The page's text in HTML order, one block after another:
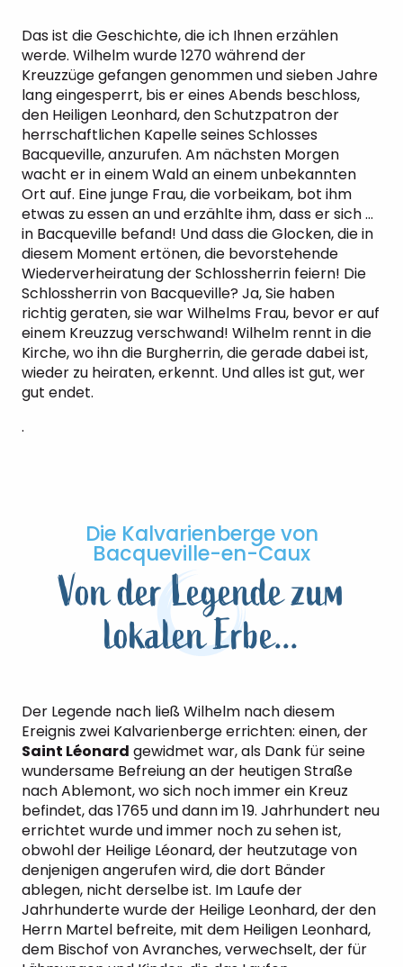
Das ist die Geschichte, die ich Ihnen erzählen
werde. Wilhelm wurde 1270 während der
Kreuzzüge gefangen genommen und sieben Jahre
lang eingesperrt, bis er eines Abends beschloss,
den Heiligen Leonhard, den Schutzpatron der
herrschaftlichen Kapelle seines Schlosses
Bacqueville, anzurufen. Am nächsten Morgen
wacht er in einem Wald an einem unbekannten
Ort auf. Eine junge Frau, die vorbeikam, bot ihm
etwas zu essen an und erzählte ihm, dass er sich …
in Bacqueville befand! Und dass die Glocken, die in
diesem Moment ertönen, die bevorstehende
Wiederverheiratung der Schlossherrin feiern! Die
Schlossherrin von Bacqueville? Ja, Sie haben
richtig geraten, sie war Wilhelms Frau, bevor er auf
einem Kreuzzug verschwand! Wilhelm rennt in die
Kirche, wo ihn die Burgherrin, die gerade dabei ist,
wieder zu heiraten, erkennt. Und alles ist gut, wer
gut endet.
.
Die Kalvarienberge von
Bacqueville-en-Caux
Von der Legende zum
lokalen Erbe...
Der Legende nach ließ Wilhelm nach diesem
Ereignis zwei Kalvarienberge errichten: einen, der
Saint Léonard gewidmet war, als Dank für seine
wundersame Befreiung an der heutigen Straße
nach Ablemont, wo sich noch immer ein Kreuz
befindet, das 1765 und dann im 19. Jahrhundert neu
errichtet wurde und immer noch zu sehen ist,
obwohl der Heilige Léonard, der heutzutage von
denjenigen angerufen wird, die dort Bänder
ablegen, nicht derselbe ist. Im Laufe der
Jahrhunderte wurde der Heilige Leonhard, der den
Herrn Martel befreite, mit dem Heiligen Leonhard,
dem Bischof von Avranches, verwechselt, der für